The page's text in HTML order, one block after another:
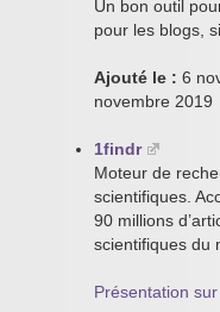
Un bon outil
pour les blogs,
Ajouté le : 6
novembre 2019
1findr
Moteur de
scientifiques.
90 millions
scientifiques du
Présentation